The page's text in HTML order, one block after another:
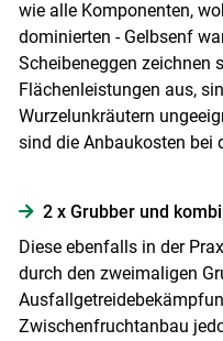
wie alle Komponenten,
dominierten - Gelbsenf
Scheibeneggen zeichnen
Flächenleistungen aus,
Wurzelunkräutern
sind die Anbaukosten bei
2 x Grubber und
Diese ebenfalls in der
durch den zweimaligen
Zwischenfruchtanbau